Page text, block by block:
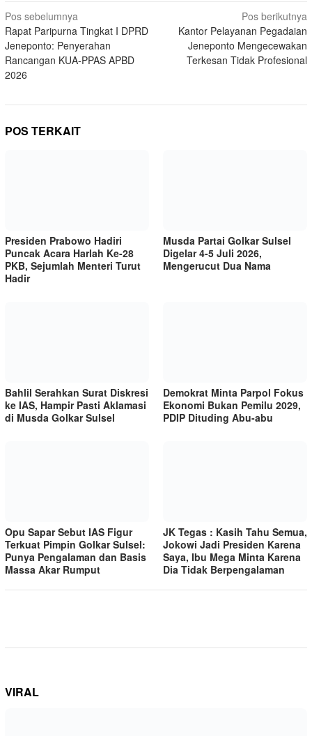
Navigasi
pos
Pos sebelumnya
Rapat Paripurna Tingkat I DPRD
Jeneponto: Penyerahan
Rancangan KUA-PPAS APBD
2026
Pos berikutnya
Kantor Pelayanan Pegadaian
Jeneponto Mengecewakan
Terkesan Tidak Profesional
POS TERKAIT
Presiden Prabowo Hadiri
Puncak Acara Harlah Ke-28
PKB, Sejumlah Menteri Turut
Hadir
Musda Partai Golkar Sulsel
Digelar 4-5 Juli 2026,
Mengerucut Dua Nama
Bahlil Serahkan Surat Diskresi
ke IAS, Hampir Pasti Aklamasi
di Musda Golkar Sulsel
Demokrat Minta Parpol Fokus
Ekonomi Bukan Pemilu 2029,
PDIP Dituding Abu-abu
Opu Sapar Sebut IAS Figur
Terkuat Pimpin Golkar Sulsel:
Punya Pengalaman dan Basis
Massa Akar Rumput
JK Tegas : Kasih Tahu Semua,
Jokowi Jadi Presiden Karena
Saya, Ibu Mega Minta Karena
Dia Tidak Berpengalaman
VIRAL